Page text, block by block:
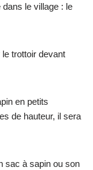
dans le village : le
trottoir devant
en petits
de hauteur, il sera
sac à sapin ou son